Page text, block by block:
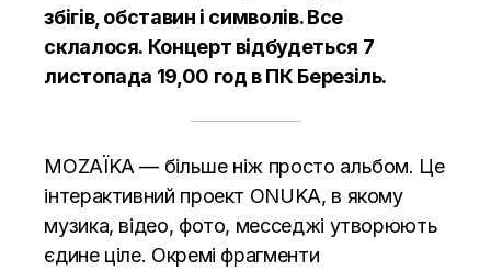
збігів, обставин і символів. Все
склалося. Концерт відбудеться 7
листопада 19,00 год в ПК Березіль.
MOZAЇKA — більше ніж просто альбом. Це
інтерактивний проект ONUKA, в якому
музика, відео, фото, месседжі утворюють
єдине ціле. Окремі фрагменти